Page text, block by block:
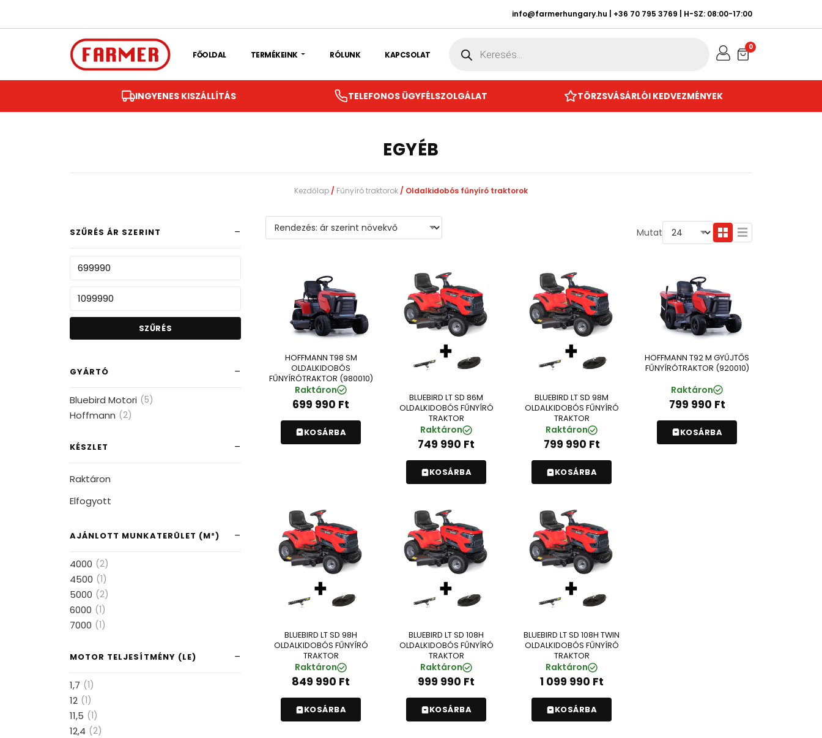
info@farmerhungary.hu +36 70 795 3769 | H-SZ: 08:00-17:00
FŐOLDAL TERMÉKEINK RÓLUNK KAPCSOLAT search 0
INGYENES KISZÁLLÍTÁS TELEFONOS ÜGYFÉLSZOLGÁLAT TÖRZSVÁSÁRLÓI KEDVEZMÉNYEK
EGYÉB
Kezdőlap / Fűnyíró traktorok / Oldalkidobós fűnyíró traktorok
SZŰRÉS ÁR SZERINT
SZŰRÉS
GYÁRTÓ
Bluebird Motori (5)
Hoffmann (2)
KÉSZLET
Raktáron
Elfogyott
AJÁNLOTT MUNKATERÜLET (M²)
4000 (2)
4500 (1)
5000 (2)
6000 (1)
7000 (1)
MOTOR TELJESÍTMÉNY (LE)
1,7 (1)
12 (1)
11,5 (1)
12,4 (2)
Mutat
HOFFMANN T98 SM
OLDALKIDOBÓS
FŰNYÍRÓTRAKTOR (980010)
Raktáron
699 990 Ft
KOSÁRBA
BLUEBIRD LT SD 86M
OLDALKIDOBÓS FŰNYÍRÓ
TRAKTOR
Raktáron
749 990 Ft
KOSÁRBA
BLUEBIRD LT SD 98M
OLDALKIDOBÓS FŰNYÍRÓ
TRAKTOR
Raktáron
799 990 Ft
KOSÁRBA
HOFFMANN T92 M GYŰJTŐS
FŰNYÍRÓTRAKTOR (920010)
Raktáron
799 990 Ft
KOSÁRBA
BLUEBIRD LT SD 98H
OLDALKIDOBÓS FŰNYÍRÓ
TRAKTOR
Raktáron
849 990 Ft
KOSÁRBA
BLUEBIRD LT SD 108H
OLDALKIDOBÓS FŰNYÍRÓ
TRAKTOR
Raktáron
999 990 Ft
KOSÁRBA
BLUEBIRD LT SD 108H TWIN
OLDALKIDOBÓS FŰNYÍRÓ
TRAKTOR
Raktáron
1 099 990 Ft
KOSÁRBA